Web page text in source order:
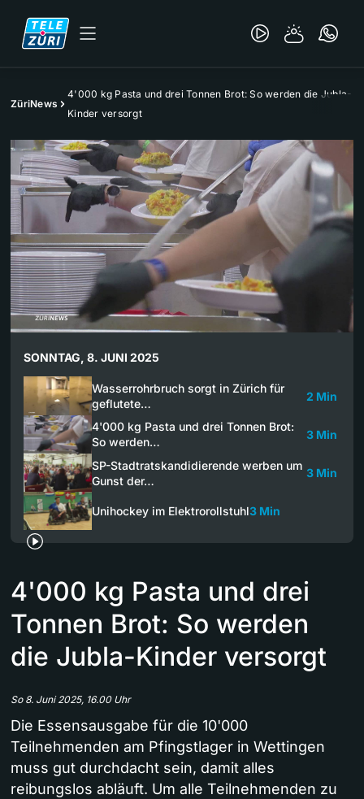
ZüriNews
4'000 kg Pasta und drei Tonnen Brot: So werden die Jubla-
Kinder versorgt
SONNTAG, 8. JUNI 2025
Wasserrohrbruch sorgt in Zürich für
geflutete…
2 Min
4'000 kg Pasta und drei Tonnen Brot:
So werden…
3 Min
SP-Stadtratskandidierende werben um
Gunst der…
3 Min
Unihockey im Elektrorollstuhl3 Min
4'000 kg Pasta und drei
Tonnen Brot: So werden
die Jubla-Kinder versorgt
So 8. Juni 2025, 16.00 Uhr
Die Essensausgabe für die 10'000
Teilnehmenden am Pfingstlager in Wettingen
muss gut durchdacht sein, damit alles
reibungslos abläuft. Um alle Teilnehmenden zu